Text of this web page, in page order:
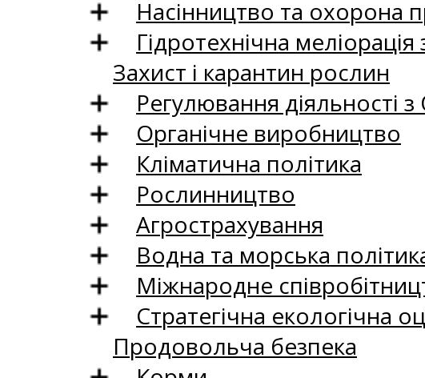
Насінництво та охорона
Гідротехнічна
Захист і карантин рослин
Регулювання діяльності
Органічне виробництво
Кліматична політика
Рослинництво
Агрострахування
Водна та морська
Міжнародне
Стратегічна екологічна
Продовольча безпека